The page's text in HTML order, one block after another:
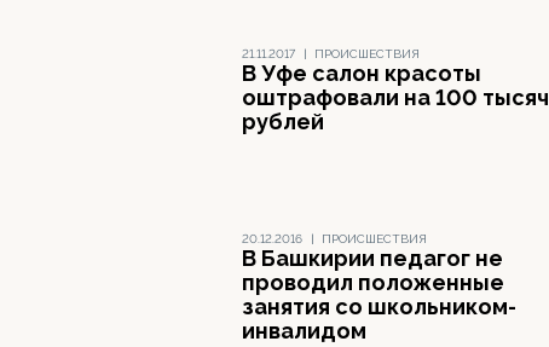
21.11.2017 | ПРОИСШЕСТВИЯ
В Уфе салон красоты
оштрафовали на 100 тысяч
рублей
20.12.2016 | ПРОИСШЕСТВИЯ
В Башкирии педагог не
проводил положенные
занятия со школьником-
инвалидом